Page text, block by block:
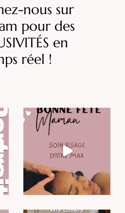
nous sur
pour des
en
réel !
BONNE FÊTE MAMAN -
édition 2026
13 0